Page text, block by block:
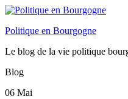
Politique en Bourgogne
Le blog de la vie politique
Blog
06 Mai